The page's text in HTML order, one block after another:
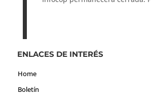
ENLACES DE INTERÉS
Home
Boletín